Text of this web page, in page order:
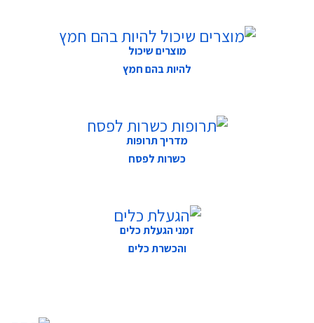
מוצרים שיכול
להיות בהם חמץ
מדריך תרופות
כשרות לפסח
זמני הגעלת כלים
והכשרת כלים